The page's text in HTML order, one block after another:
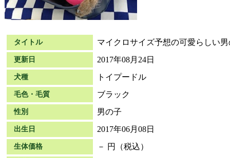
タイトル マイクロサイズ予想の可愛らしい
更新日 2017年08月24日
犬種 トイプードル
毛色・毛質 ブラック
性別 男の子
出生日 2017年06月08日
生体価格 － 円（税込）